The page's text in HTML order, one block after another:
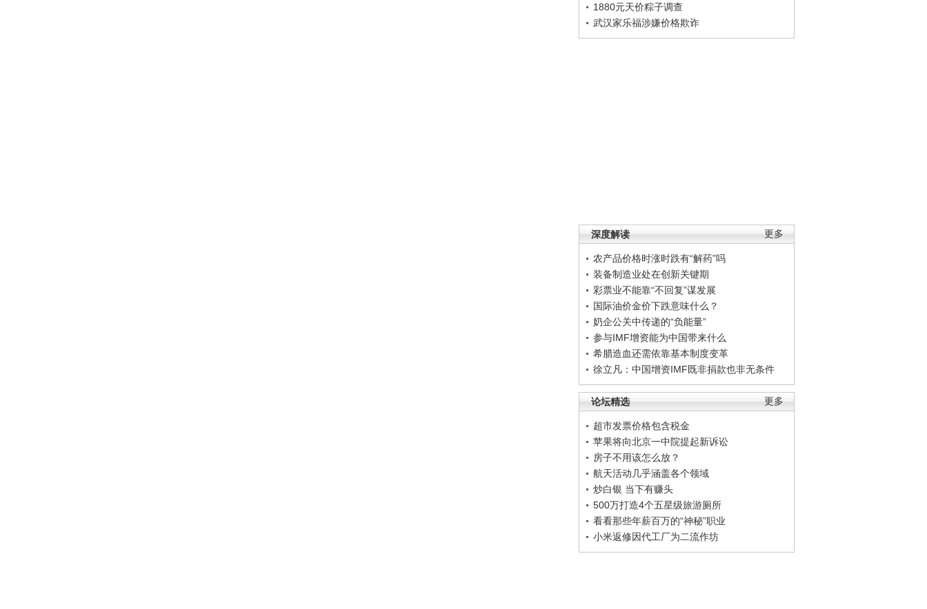
1880元天价粽子调查
武汉家乐福涉嫌价格欺诈
更多
深度解读
农产品价格时涨时跌有“解药”吗
装备制造业处在创新关键期
彩票业不能靠“不回复”谋发展
国际油价金价下跌意味什么？
奶企公关中传递的“负能量”
参与IMF增资能为中国带来什么
希腊造血还需依靠基本制度变革
徐立凡：中国增资IMF既非捐款也非无条件
更多
论坛精选
超市发票价格包含税金
苹果将向北京一中院提起新诉讼
房子不用该怎么放？
航天活动几乎涵盖各个领域
炒白银 当下有赚头
500万打造4个五星级旅游厕所
看看那些年薪百万的“神秘”职业
小米返修因代工厂为二流作坊